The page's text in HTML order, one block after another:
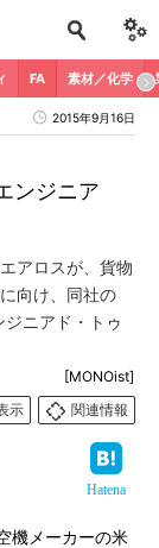
FA 素材／化学
2015年9月16日
ンジニア
アロスが、貨物
向け、同社の
ニアド・トゥ
[MONOist]
示
関連情報
Hatena
機メーカーの米